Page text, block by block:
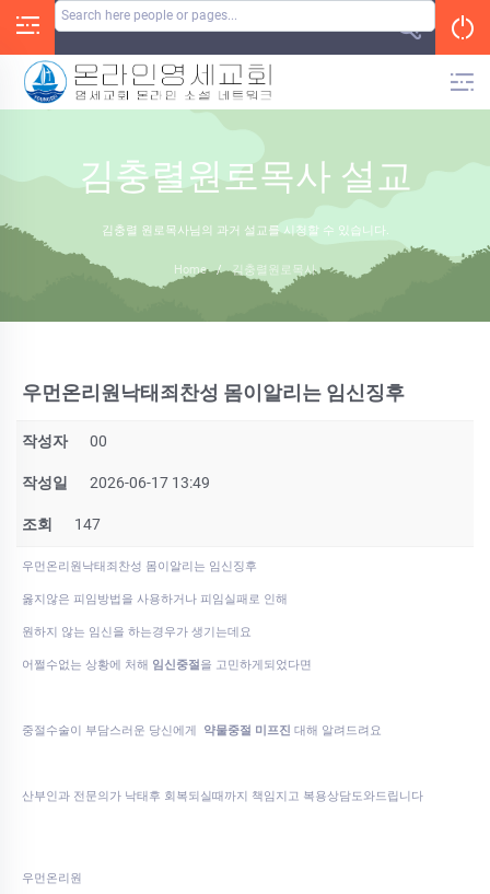
김충렬원로목사 설교
김충렬 원로목사님의 과거 설교를 시청할 수 있습니다.
Home / 김충렬원로목사
우먼온리원낙태죄찬성 몸이알리는 임신징후
작성자 00
작성일 2026-06-17 13:49
조회 147
우먼온리원낙태죄찬성 몸이알리는 임신징후
옳지않은 피임방법을 사용하거나 피임실패로 인해
원하지 않는 임신을 하는경우가 생기는데요
어쩔수없는 상황에 처해 임신중절을 고민하게되었다면
중절수술이 부담스러운 당신에게 약물중절 미프진 대해 알려드려요
산부인과 전문의가 낙태후 회복되실때까지 책임지고 복용상담도와드립니다
우먼온리원